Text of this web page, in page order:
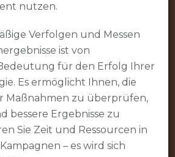
nutzen.
Verfolgen und Messen
ist von
für den Erfolg Ihrer
Es ermöglicht Ihnen, die
Maßnahmen zu überprüfen,
bessere Ergebnisse zu
Sie Zeit und Ressourcen in
– es wird sich